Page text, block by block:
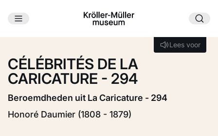
Ga naar hoofdinhoud
Lees voor
Lees voor
CÉLÉBRITÉS DE LA
CARICATURE - 294
Beroemdheden uit La Caricature - 294
Honoré Daumier (1808 - 1879)